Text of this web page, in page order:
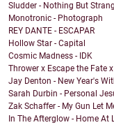
Sludder - Nothing But
Monotronic - Photograph
REY DANTE - ESCAPAR
Hollow Star - Capital
Cosmic Madness - IDK
Thrower x Escape the Fate
Jay Denton - New Year's
Sarah Durbin - Personal
Zak Schaffer - My Gun Let
In The Afterglow - Home At